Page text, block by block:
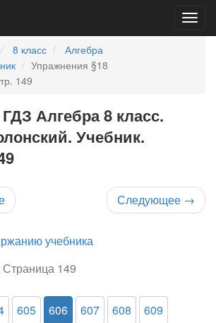
8 класс
Алгебра
Упражнения §18
149
Алгебра 8 класс.
Учебник.
Следующее →
учебника
149
605 606 607 608 609